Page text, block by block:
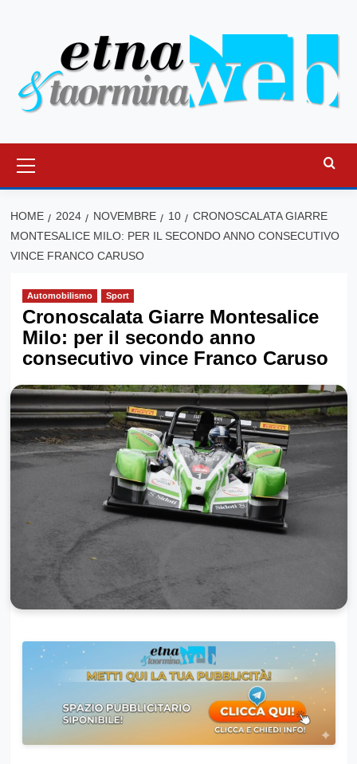
principale
HOME 2024 NOVEMBRE 10
CRONOSCALATA GIARRE
MONTESALICE MILO: PER IL SECONDO ANNO CONSECUTIVO
VINCE FRANCO CARUSO
Automobilismo Sport
Cronoscalata Giarre Montesalice
Milo: per il secondo anno
consecutivo vince Franco Caruso